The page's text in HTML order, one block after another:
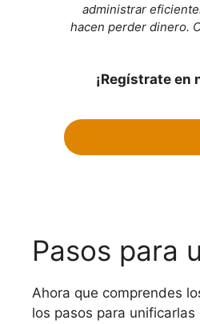
administrar
hacen perder dinero.
¡Regístrate
Pasos para
Ahora que comprendes
los pasos para unificarlas